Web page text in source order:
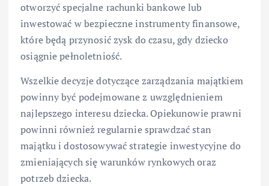
otworzyć specjalne rachunki bankowe lub
inwestować w bezpieczne instrumenty finansowe,
które będą przynosić zysk do czasu, gdy dziecko
osiągnie pełnoletniość.
Wszelkie decyzje dotyczące zarządzania majątkiem
powinny być podejmowane z uwzględnieniem
najlepszego interesu dziecka. Opiekunowie prawni
powinni również regularnie sprawdzać stan
majątku i dostosowywać strategie inwestycyjne do
zmieniających się warunków rynkowych oraz
potrzeb dziecka.